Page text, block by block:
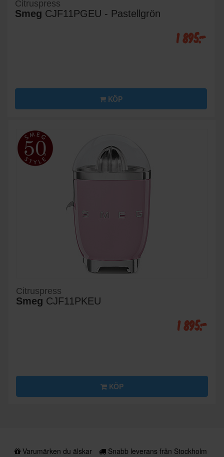
Citruspress
Smeg CJF11PGEU - Pastellgrön
1 895:-
KÖP
Citruspress
Smeg CJF11PKEU
1 895:-
KÖP
Varumärken du älskar
Snabb leverans från Stockholm